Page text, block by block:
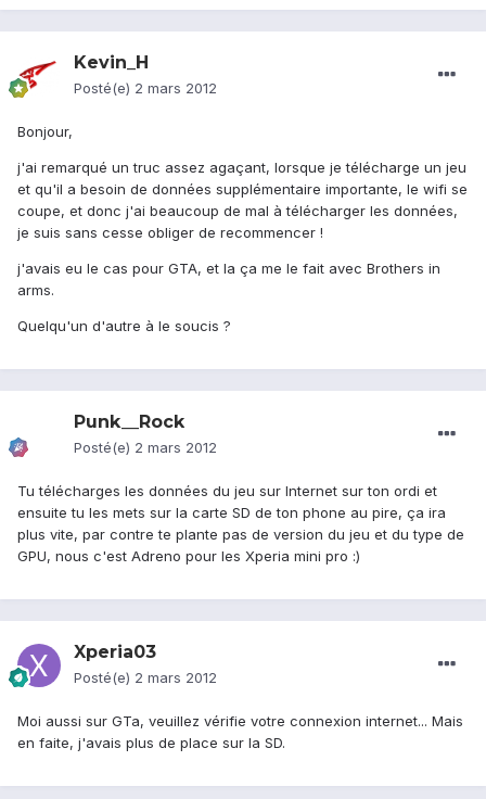
Kevin_H
Posté(e) 2 mars 2012
Bonjour,
j'ai remarqué un truc assez agaçant, lorsque je télécharge un jeu
et qu'il a besoin de données supplémentaire importante, le wifi se
coupe, et donc j'ai beaucoup de mal à télécharger les données,
je suis sans cesse obliger de recommencer !
j'avais eu le cas pour GTA, et la ça me le fait avec Brothers in
arms.
Quelqu'un d'autre à le soucis ?
Punk__Rock
Posté(e) 2 mars 2012
Tu télécharges les données du jeu sur Internet sur ton ordi et
ensuite tu les mets sur la carte SD de ton phone au pire, ça ira
plus vite, par contre te plante pas de version du jeu et du type de
GPU, nous c'est Adreno pour les Xperia mini pro :)
Xperia03
Posté(e) 2 mars 2012
Moi aussi sur GTa, veuillez vérifie votre connexion internet... Mais
en faite, j'avais plus de place sur la SD.